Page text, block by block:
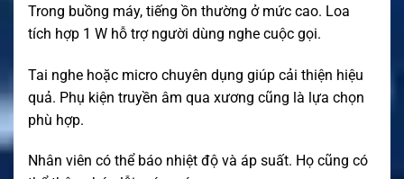
Trong buồng máy, tiếng ồn thường ở mức cao. Loa
tích hợp 1 W hỗ trợ người dùng nghe cuộc gọi.
Tai nghe hoặc micro chuyên dụng giúp cải thiện hiệu
quả. Phụ kiện truyền âm qua xương cũng là lựa chọn
phù hợp.
Nhân viên có thể báo nhiệt độ và áp suất. Họ cũng có